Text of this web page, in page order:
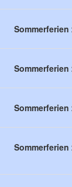
Sommerferien
Sommerferien
Sommerferien
Sommerferien